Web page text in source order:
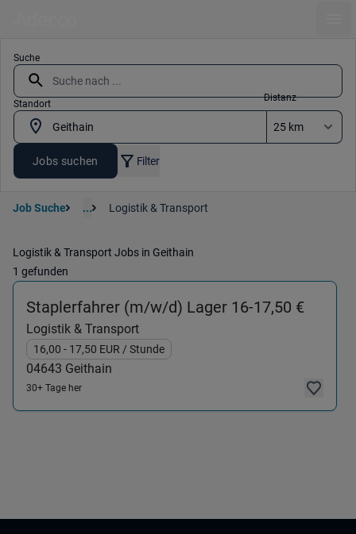
Suche
Standort
Distanz
Jobs suchen Filter
Job Suche ... Logistik & Transport
Logistik & Transport Jobs in Geithain
1 gefunden
Staplerfahrer (m/w/d) Lager 16-17,50 €
Logistik & Transport
16,00 - 17,50 EUR / Stunde
04643 Geithain
30+ Tage her